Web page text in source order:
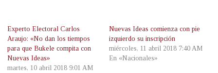
Experto Electoral Carlos
Araujo: «No dan los tiempos
para que Bukele compita con
Nuevas Ideas»
martes, 10 abril 2018 9:01 AM
Nuevas Ideas comienza con pie
izquierdo su inscripción
miércoles, 11 abril 2018 7:40 AM
En «Nacionales»